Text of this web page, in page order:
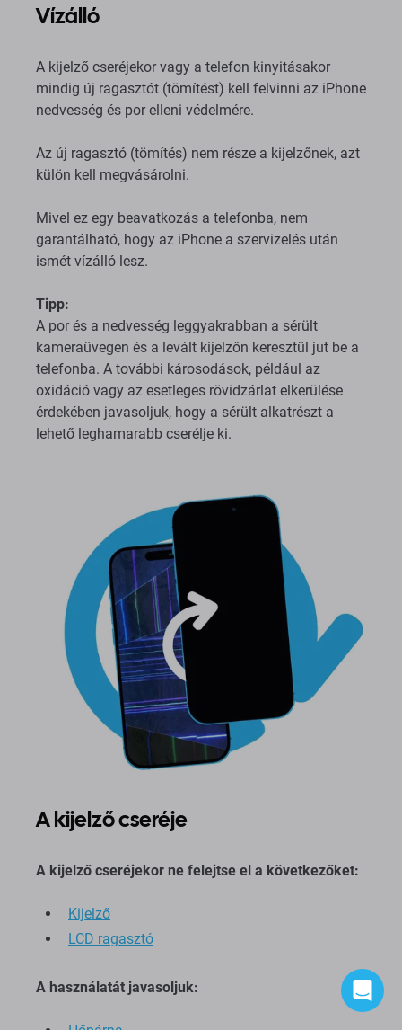
Vízálló
A kijelző cseréjekor vagy a telefon kinyitásakor
mindig új ragasztót (tömítést) kell felvinni az iPhone
nedvesség és por elleni védelmére.
Az új ragasztó (tömítés) nem része a kijelzőnek, azt
külön kell megvásárolni.
Mivel ez egy beavatkozás a telefonba, nem
garantálható, hogy az iPhone a szervizelés után
ismét vízálló lesz.
Tipp:
A por és a nedvesség leggyakrabban a sérült
kameraüvegen és a levált kijelzőn keresztül jut be a
telefonba. A további károsodások, például az
oxidáció vagy az esetleges rövidzárlat elkerülése
érdekében javasoljuk, hogy a sérült alkatrészt a
lehető leghamarabb cserélje ki.
A kijelző cseréje
A kijelző cseréjekor ne felejtse el a következőket:
Kijelző
LCD ragasztó
A használatát javasoljuk: